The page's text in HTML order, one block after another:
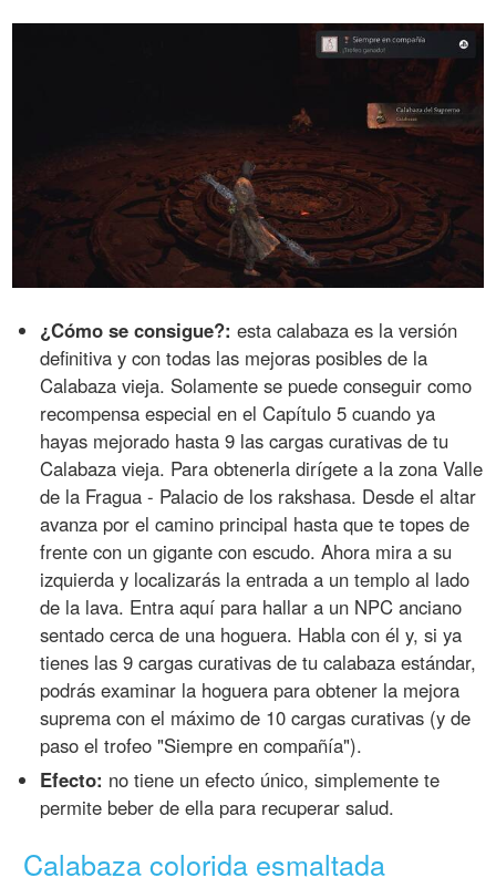
¿Cómo se consigue?: esta calabaza es la versión
definitiva y con todas las mejoras posibles de la
Calabaza vieja. Solamente se puede conseguir como
recompensa especial en el Capítulo 5 cuando ya
hayas mejorado hasta 9 las cargas curativas de tu
Calabaza vieja. Para obtenerla dirígete a la zona Valle
de la Fragua - Palacio de los rakshasa. Desde el altar
avanza por el camino principal hasta que te topes de
frente con un gigante con escudo. Ahora mira a su
izquierda y localizarás la entrada a un templo al lado
de la lava. Entra aquí para hallar a un NPC anciano
sentado cerca de una hoguera. Habla con él y, si ya
tienes las 9 cargas curativas de tu calabaza estándar,
podrás examinar la hoguera para obtener la mejora
suprema con el máximo de 10 cargas curativas (y de
paso el trofeo "Siempre en compañía").
Efecto: no tiene un efecto único, simplemente te
permite beber de ella para recuperar salud.
Calabaza colorida esmaltada